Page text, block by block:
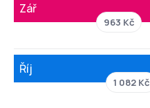
Zář
963 Kč
Říj
1 082 Kč